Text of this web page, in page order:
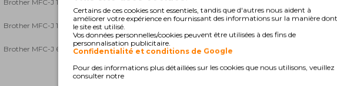
Brother MFC-J 1100 Series Brother MFC-J 1140 W
Brother MFC-J 1170 DW
Brother MFC-J 680 DW Brother MFC-J 880 DW
Certains de ces cookies sont essentiels, tandis que d'autres nous aident à
améliorer votre expérience en fournissant des informations sur la manière dont
le site est utilisé.
Vos données personnelles/cookies peuvent être utilisées à des fins de
personnalisation publicitaire.
Confidentialité et conditions de Google
Pour des informations plus détaillées sur les cookies que nous utilisons, veuillez
consulter notre